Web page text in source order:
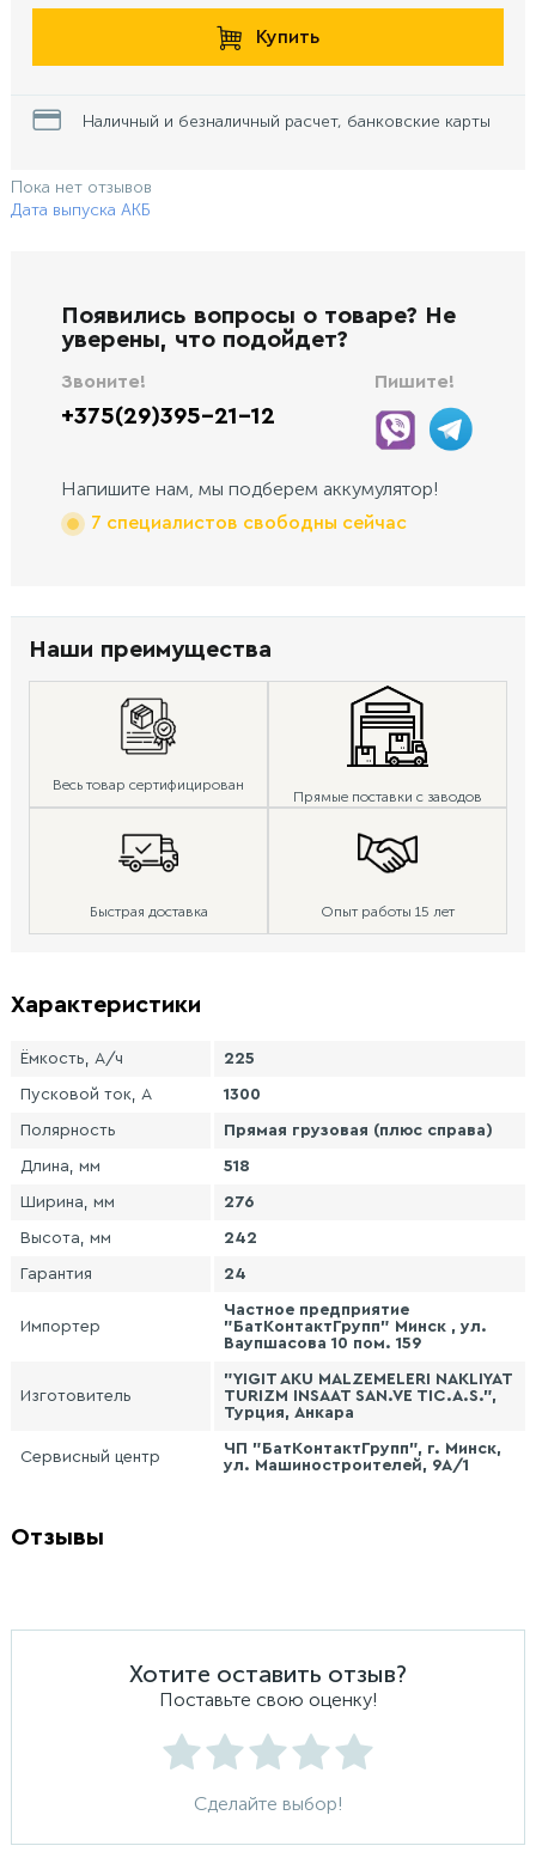
Купить
Наличный и безналичный расчет, банковские карты
Пока нет отзывов
Дата выпуска АКБ
Появились вопросы о товаре? Не
уверены, что подойдет?
Звоните!
+375(29)395-21-12
Пишите!
Напишите нам, мы подберем аккумулятор!
7 специалистов свободны сейчас
Наши преимущества
Весь товар сертифицирован
Прямые поставки с заводов
Быстрая доставка Опыт работы 15 лет
Характеристики
Ёмкость, А/ч 225
Пусковой ток, А 1300
Полярность Прямая грузовая (плюс справа)
Длина, мм 518
Ширина, мм 276
Высота, мм 242
Гарантия 24
Импортер
Частное предприятие
"БатКонтактГрупп" Минск , ул.
Ваупшасова 10 пом. 159
Изготовитель
"YIGIT AKU MALZEMELERI NAKLIYAT
TURIZM INSAAT SAN.VE TIC.A.S.",
Турция, Анкара
Сервисный центр
ЧП "БатКонтактГрупп", г. Минск,
ул. Машиностроителей, 9А/1
Отзывы
Хотите оставить отзыв?
Поставьте свою оценку!
Сделайте выбор!